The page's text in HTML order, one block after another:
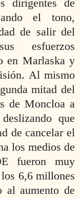
dirigentes de
el tono,
de salir del
esfuerzos
en Marlaska y
Al mismo
mitad del
de Moncloa a
que
de cancelar el
los medios de
fueron muy
6,6 millones
aumento de